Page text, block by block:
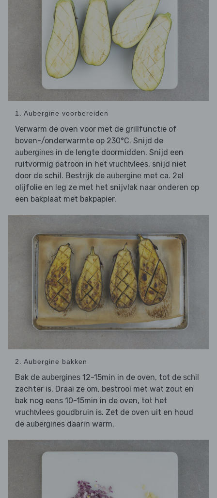
1. Aubergine voorbereiden
Verwarm de oven voor met de grillfunctie of
boven-/onderwarmte op 230°C. Snijd de
aubergines in de lengte doormidden. Snijd een
ruitvormig patroon in het vruchtvlees, snijd niet
door de schil. Bestrijk de aubergine met ca. 2el
olijfolie en leg ze met het snijvlak naar onderen op
een bakplaat met bakpapier.
2. Aubergine bakken
Bak de aubergines 12-15min in de oven, tot de schil
zachter is. Draai ze om, bestrooi met wat zout en
bak nog eens 10-15min in de oven, tot het
vruchtvlees goudbruin is. Zet de oven uit en houd
de aubergines daarin warm.